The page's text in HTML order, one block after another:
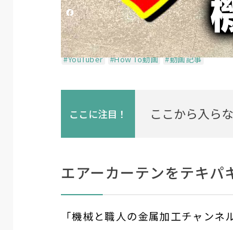
シェアする
機械と職人の金属加工チャン
#YouTuber #How To動画 #動画記事
ここに注目！ ここから入ら
エアーカーテンをテキパ
「機械と職人の金属加工チャンネ